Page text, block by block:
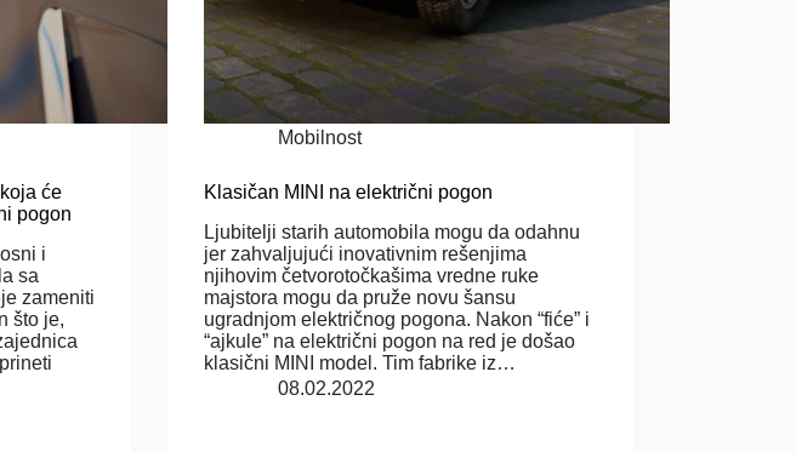
će
pogon
i
sa
zameniti
što je,
Mobilnost
Klasičan MINI na električni pogon
Ljubitelji starih automobila mogu da odahnu
jer zahvaljujući inovativnim rešenjima
njihovim četvorotočkašima vredne ruke
majstora mogu da pruže novu šansu
ugradnjom električnog pogona. Nakon “fiće” i
“ajkule” na električni pogon na red je došao
klasični MINI model. Tim fabrike iz…
08.02.2022